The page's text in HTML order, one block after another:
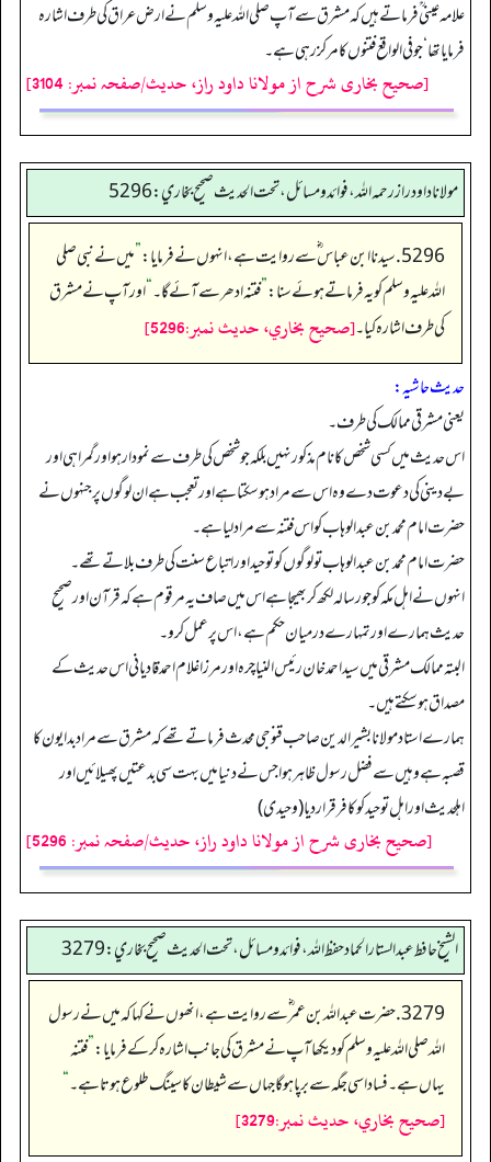
علامہ عینی ؒفرماتے ہیں کہ مشرق سے آپ صلی اللہ علیہ وسلم نے ارض عراق کی طرف اشارہ
فرمایا تھا‘ جو فی الواقع فتنوں کا مرکز رہی ہے۔
[صحیح بخاری شرح از مولانا داود راز، حدیث/صفحہ نمبر: 3104]
مولانا داود راز رحمه الله، فوائد و مسائل، تحت الحديث صحيح بخاري: 5296
5296. سیدنا ابن عباس ؓ سے روایت ہے، انہوں نے فرمایا:
”میں نے نبی صلی
اللہ علیہ وسلم کو یہ فرماتے ہوئےسنا:”فتنہ ادھر سے آئے گا۔“اور آپ نے مشرق
کی طرف اشارہ کیا۔[صحيح بخاري، حديث نمبر:5296]
حدیث حاشیہ:
یعنی مشرقی ممالک کی طرف۔
اس حدیث میں کسی شخص کا نام مذکور نہیں بلکہ جو شخص کی طرف سے نمودار ہو اور گمراہی اور
بے دینی کی دعوت دے وہ اس سے مراد ہو سکتا ہے اور تعجب ہے ان لوگوں پر جنہوں نے
حضرت امام محمد بن عبدالوہاب کو اس فتنہ سے مراد لیا ہے۔
حضرت امام محمد بن عبدالوہاب تو لوگوں کو توحید اور اتباع سنت کی طرف بلاتے تھے۔
انہوں نے اہل مکہ کو جو رسالہ لکھ کر بھیجا ہے اس میں صاف یہ مرقوم ہے کہ قرآن اور صحیح
حدیث ہمارے اور تمہارے درمیان حکم ہے، اس پر عمل کرو۔
البتہ ممالک مشرقی میں سید احمد خان رئیس النیا چرہ اور مرزا غلام احمد قادیانی اس حدیث کے
مصداق ہو سکتے ہیں۔
ہمارے استاد مولانا بشیر الدین صاحب قنوجی محدث فرماتے تھے کہ مشرق سے مراد بدایون کا
قصبہ ہے وہیں سے فضل رسول ظاہر ہوا جس نے دنیا میں بہت سی بدعتیں پھیلائیں اور
اہلحدیث اور اہل توحید کو کافر قرار دیا (وحیدی)
[صحیح بخاری شرح از مولانا داود راز، حدیث/صفحہ نمبر: 5296]
الشيخ حافط عبدالستار الحماد حفظ الله، فوائد و مسائل، تحت الحديث صحيح بخاري:3279
3279. حضرت عبد اللہ بن عمر ؓ سے روایت ہے، انھوں نے کہاکہ میں نے رسول
اللہ صلی اللہ علیہ وسلم کو دیکھا آپ نے مشرق کی جانب اشارہ کر کے فرمایا:”فتنہ
یہاں ہے۔ فساد اسی جگہ سے برپا ہوگا جہاں سے شیطان کا سینگ طلوع ہوتا ہے۔“
[صحيح بخاري، حديث نمبر:3279]